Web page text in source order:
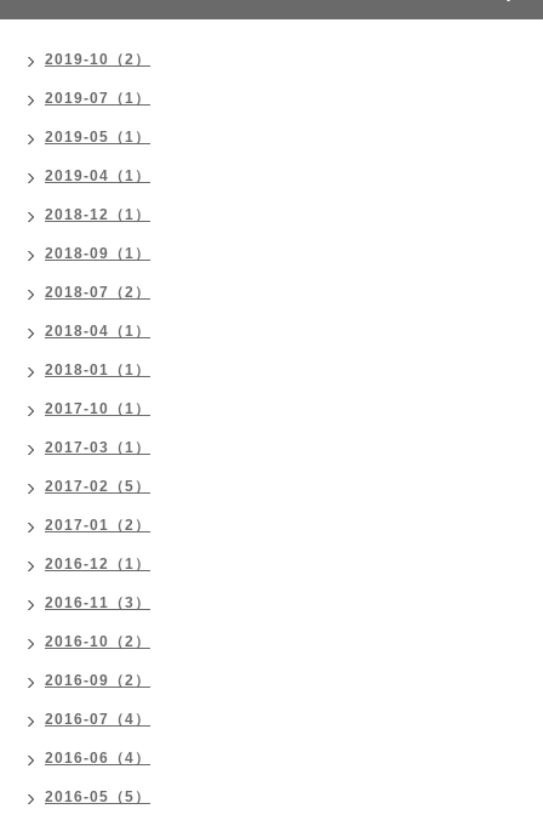
2019-10（2）
2019-07（1）
2019-05（1）
2019-04（1）
2018-12（1）
2018-09（1）
2018-07（2）
2018-04（1）
2018-01（1）
2017-10（1）
2017-03（1）
2017-02（5）
2017-01（2）
2016-12（1）
2016-11（3）
2016-10（2）
2016-09（2）
2016-07（4）
2016-06（4）
2016-05（5）